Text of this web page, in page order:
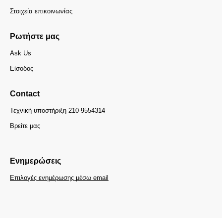
Στοιχεία επικοινωνίας
Ρωτήστε μας
Ask Us
Είσοδος
Contact
Τεχνική υποστήριξη 210-9554314
Βρείτε μας
Ενημερώσεις
Επιλογές ενημέρωσης μέσω email